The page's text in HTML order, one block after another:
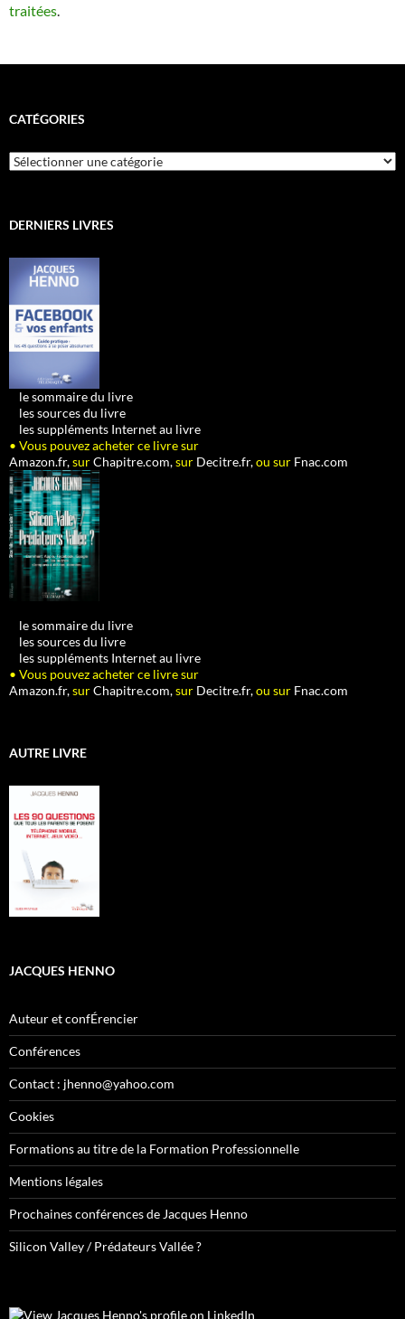
traitées.
CATÉGORIES
Catégories
DERNIERS LIVRES
le sommaire du livre
les sources du livre
les suppléments Internet au livre
• Vous pouvez acheter ce livre sur
Amazon.fr,surChapitre.com,sur Decitre.fr,ou sur Fnac.com
le sommaire du livre
les sources du livre
les suppléments Internet au livre
• Vous pouvez acheter ce livre sur
Amazon.fr,surChapitre.com,sur Decitre.fr,ou sur Fnac.com
AUTRE LIVRE
JACQUES HENNO
Auteur et confÉrencier
Conférences
Contact : jhenno@yahoo.com
Cookies
Formations au titre de la Formation Professionnelle
Mentions légales
Prochaines conférences de Jacques Henno
Silicon Valley / Prédateurs Vallée ?